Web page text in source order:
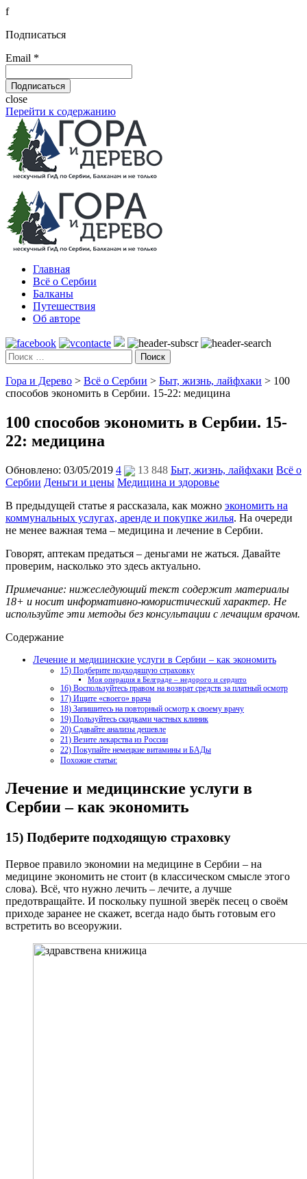
f
Подписаться
Email *
close
Перейти к содержанию
Главная
Всё о Сербии
Балканы
Путешествия
Об авторе
Поиск
Гора и Дерево > Всё о Сербии > Быт, жизнь, лайфхаки > 100
способов экономить в Сербии. 15-22: медицина
100 способов экономить в Сербии. 15-
22: медицина
Обновлено: 03/05/2019 4 13 848 Быт, жизнь, лайфхаки Всё о
Сербии Деньги и цены Медицина и здоровье
В предыдущей статье я рассказала, как можно экономить на
коммунальных услугах, аренде и покупке жилья. На очереди
не менее важная тема – медицина и лечение в Сербии.
Говорят, аптекам предаться – деньгами не жаться. Давайте
проверим, насколько это здесь актуально.
Примечание: нижеследующий текст содержит материалы
18+ и носит информативно-юмористический характер. Не
используйте эти методы без консультации с лечащим врачом.
Содержание
Лечение и медицинские услуги в Сербии – как экономить
15) Подберите подходящую страховку
Моя операция в Белграде – недорого и сердито
16) Воспользуйтесь правом на возврат средств за платный осмотр
17) Ищите «своего» врача
18) Запишитесь на повторный осмотр к своему врачу
19) Пользуйтесь скидками частных клиник
20) Сдавайте анализы дешевле
21) Везите лекарства из России
22) Покупайте немецкие витамины и БАДы
Похожие статьи:
Лечение и медицинские услуги в
Сербии – как экономить
15) Подберите подходящую страховку
Первое правило экономии на медицине в Сербии – на
медицине экономить не стоит (в классическом смысле этого
слова). Всё, что нужно лечить – лечите, а лучше
предотвращайте. И поскольку пушной зверёк песец о своём
приходе заранее не скажет, всегда надо быть готовым его
встретить во всеоружии.